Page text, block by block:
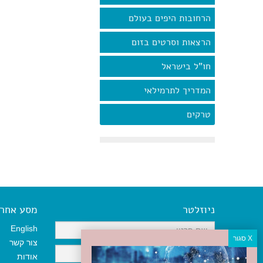
הרחובות היפים בעולם
הרצאות וסרטים בזום
חו"ל בישראל
המדריך לתרמילאי
טרקים
ניוזלטר מסע אחר
English
צור קשר
אודות